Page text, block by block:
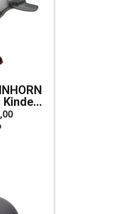
Kinder
52